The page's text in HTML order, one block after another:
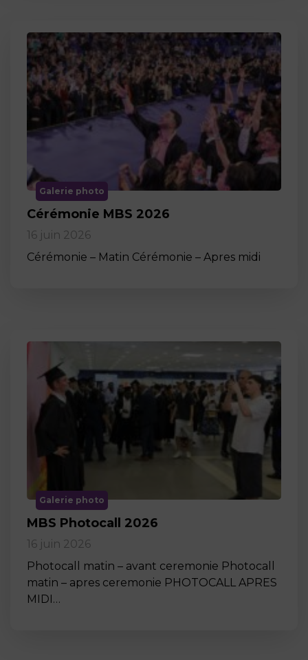
Galerie photo
Cérémonie MBS 2026
16 juin 2026
Cérémonie – Matin Cérémonie – Apres midi
Galerie photo
MBS Photocall 2026
16 juin 2026
Photocall matin – avant ceremonie Photocall
matin – apres ceremonie PHOTOCALL APRES
MIDI…